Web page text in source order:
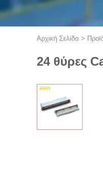
Αρχική Σελίδα >
24 θύρες